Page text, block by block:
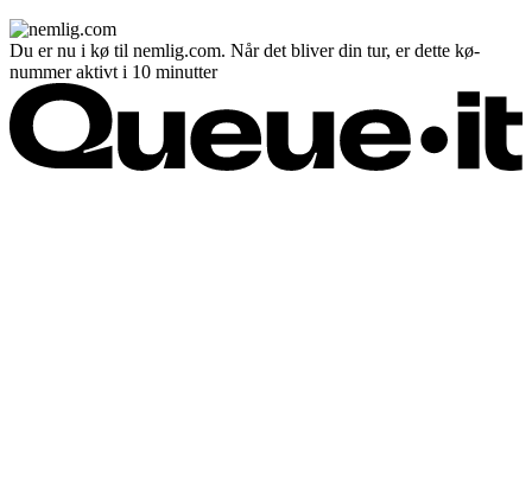
Du er nu i kø til nemlig.com. Når det bliver din tur, er dette kø-
nummer aktivt i 10 minutter